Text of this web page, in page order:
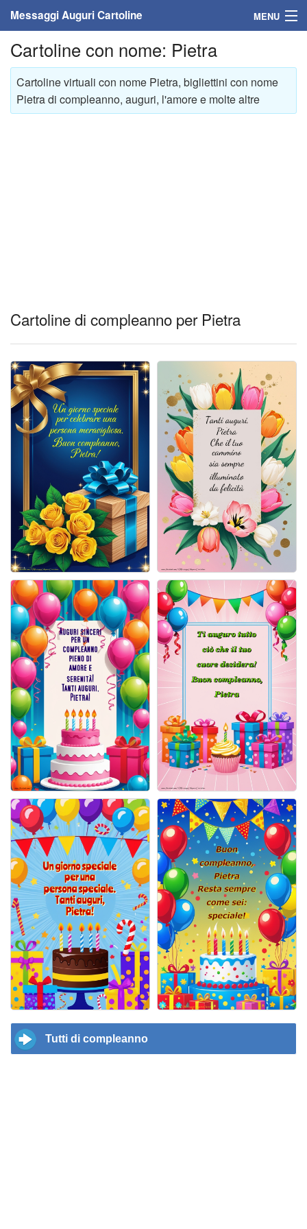
Messaggi Auguri Cartoline MENU
Home
Messaggi
Cartoline
Cartoline giorni settimana
Cartoline musicali
Cartoline animate
Accedi
Cartoline con nome: Pietra
Cartoline virtuali con nome Pietra, bigliettini con nome
Pietra di compleanno, auguri, l'amore e molte altre
Cartoline di compleanno per Pietra
Tutti di compleanno